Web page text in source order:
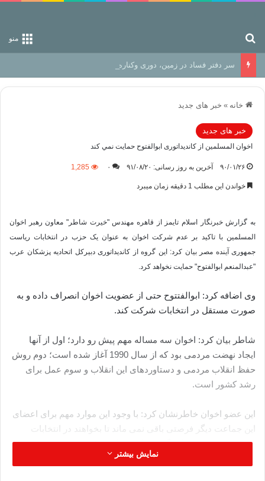
منو
سر دفتر فساد در زمین‌، دوری وکناره‌گیری از راه خداست‌!
خانه » خبر های جدید
خبر های جدید
اخوان المسلمین از کاندیداتوری ابوالفتوح حمايت نمي كند
۹۰/۰۱/۲۶ آخرین به روز رسانی: ۹۱/۰۸/۲۰ ۰ 1,285
خواندن این مطلب 1 دقیقه زمان میبرد
به گزارش خبرنگار اسلام تایمز از قاهره مهندس "خیرت شاطر" معاون رهبر اخوان
المسلمین با تاکید بر عدم شرکت اخوان به عنوان یک حزب در انتخابات ریاست
جمهوری آینده مصر بیان کرد: این گروه از کاندیداتوری دبیرکل اتحادیه پزشکان عرب
"عبدالمنعم ابوالفتوح" حمایت نخواهد کرد.
وی اضافه کرد: ابوالفتتوح حتی از عضویت اخوان انصراف داده و به
صورت مستقل در انتخابات شرکت کند.
شاطر بیان کرد: اخوان سه مساله مهم پیش رو دارد؛ اول از آنها
ایجاد نهضت مردمی بود که از سال 1990 آغاز شده است؛ دوم روش
حفظ انقلاب مردمی و دستاوردهای این انقلاب و سوم عمل برای
رشد کشور است.
این عضو اخوان خاطرنشان کرد: با وجود این موارد مهم برای اعضای
این جماعت دیگر فرصتی باقی نمی ماند تا بخواهند در انتخابات
شرکت کنند و خود را درگیر مسایل سیاسی کنند.
نمایش بیشتر